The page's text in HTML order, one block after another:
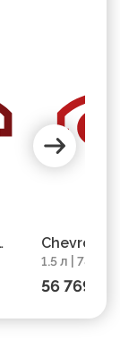
Chevrolet
78000 км
1.5 л |
56 769